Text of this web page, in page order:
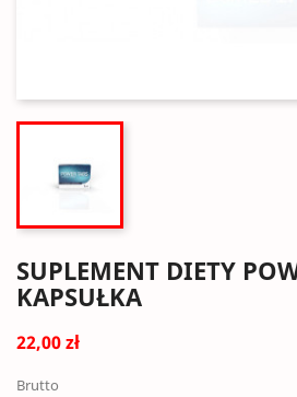
SUPLEMENT DIETY
KAPSUŁKA
22,00 zł
Brutto